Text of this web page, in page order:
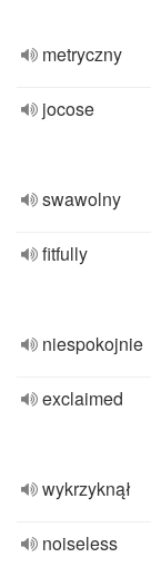
metryczny
jocose
swawolny
fitfully
niespokojnie
exclaimed
wykrzyknął
noiseless